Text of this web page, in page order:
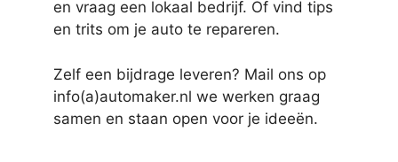
en vraag een lokaal bedrijf. Of vind tips
en trits om je auto te repareren.
Zelf een bijdrage leveren? Mail ons op
info(a)automaker.nl we werken graag
samen en staan open voor je ideeën.